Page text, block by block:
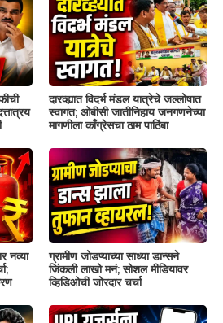
दारव्ह्यात विदर्भ मंडल यात्रेचे जल्लोषात
स्वागत; ओबीसी जातीनिहाय जनगणनेच्या
मागणीला काँग्रेसचा ठाम पाठिंबा
नव्या
ग्रामीण जोडप्याच्या साध्या डान्सने
जिंकली लाखो मनं; सोशल मीडियावर
व्हिडिओची जोरदार चर्चा